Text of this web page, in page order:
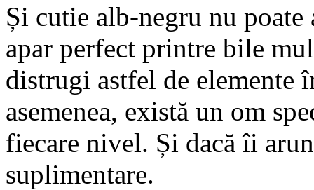
Și cutie alb-negru nu
apar perfect printre bile
distrugi astfel de elemente
asemenea, există un om
fiecare nivel. Și dacă îi
suplimentare.